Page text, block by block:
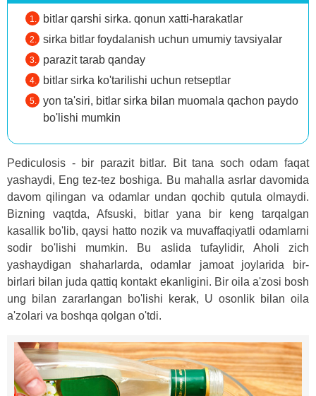
bitlar qarshi sirka. qonun xatti-harakatlar
sirka bitlar foydalanish uchun umumiy tavsiyalar
parazit tarab qanday
bitlar sirka ko'tarilishi uchun retseptlar
yon ta'siri, bitlar sirka bilan muomala qachon paydo
bo'lishi mumkin
Pediculosis - bir parazit bitlar. Bit tana soch odam faqat
yashaydi, Eng tez-tez boshiga. Bu mahalla asrlar davomida
davom qilingan va odamlar undan qochib qutula olmaydi.
Bizning vaqtda, Afsuski, bitlar yana bir keng tarqalgan
kasallik bo'lib, qaysi hatto nozik va muvaffaqiyatli odamlarni
sodir bo'lishi mumkin. Bu aslida tufaylidir, Aholi zich
yashaydigan shaharlarda, odamlar jamoat joylarida bir-
birlari bilan juda qattiq kontakt ekanligini. Bir oila a'zosi bosh
ung bilan zararlangan bo'lishi kerak, U osonlik bilan oila
a'zolari va boshqa qolgan o'tdi.